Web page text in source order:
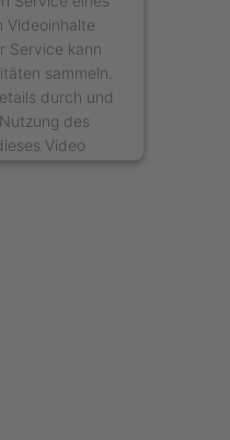
Videoinhalte
Service kann
sammeln.
durch und
des
Video